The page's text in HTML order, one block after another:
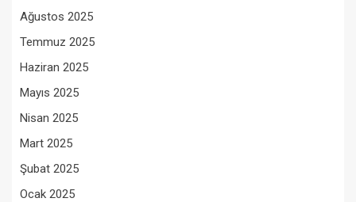
Ağustos 2025
Temmuz 2025
Haziran 2025
Mayıs 2025
Nisan 2025
Mart 2025
Şubat 2025
Ocak 2025